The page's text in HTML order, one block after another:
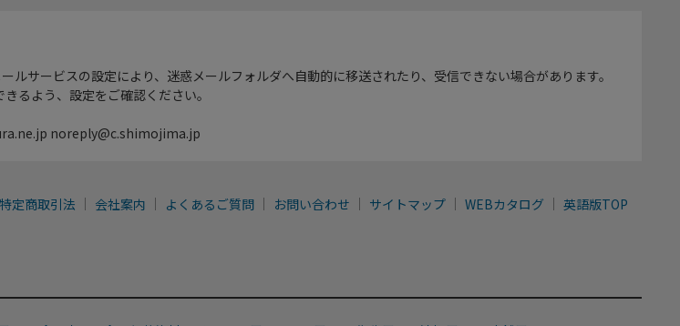
ルサービスの設定により、迷惑メールフォルダへ自動的に移送されたり、受信できない場合があります。
るよう、設定をご確認ください。
noreply@c.shimojima.jp
特定商取引法 会社案内 よくあるご質問 お問い合わせ サイトマップ WEBカタログ 英語版TOP